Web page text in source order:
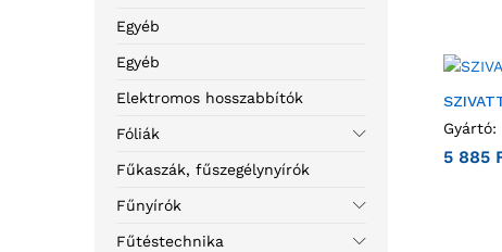
Gyártó:
5 885
Egyéb
Egyéb
Elektromos hosszabbítók
Fóliák
Fűkaszák, fűszegélynyírók
Fűnyírók
Fűtéstechnika